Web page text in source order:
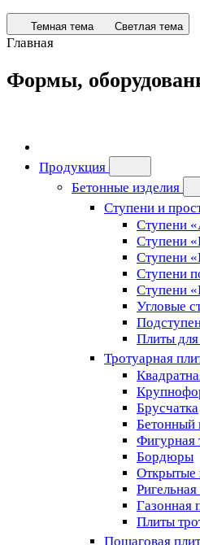
Темная тема Светлая тема
Главная
Формы,
Продукция
Бетонные изделия
Ступени и
Ступени
Ступени
Ступени
Ступени
Ступени
Угловые
Плиты
Тротуарная
Брусчатка
Бетонный
Фигурная
Бордюры
Открытые
Ригельная
Газонная
Плиты
Пошаговая